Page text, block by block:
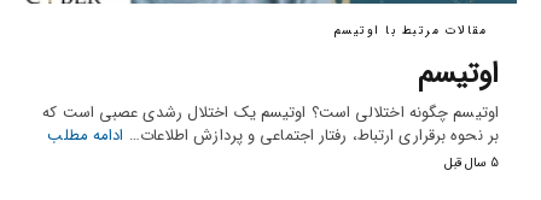
مقالات مرتبط با اوتیسم
اوتیسم
اوتیسم چگونه اختلالی است؟ اوتیسم یک اختلال رشدی عصبی است که
بر نحوه برقراری ارتباط، رفتار اجتماعی و پردازش اطلاعات… ادامه مطلب
5 سال قبل